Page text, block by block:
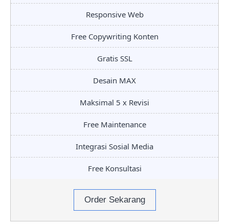
Responsive Web
Free Copywriting Konten
Gratis SSL
Desain MAX
Maksimal 5 x Revisi
Free Maintenance
Integrasi Sosial Media
Free Konsultasi
Order Sekarang